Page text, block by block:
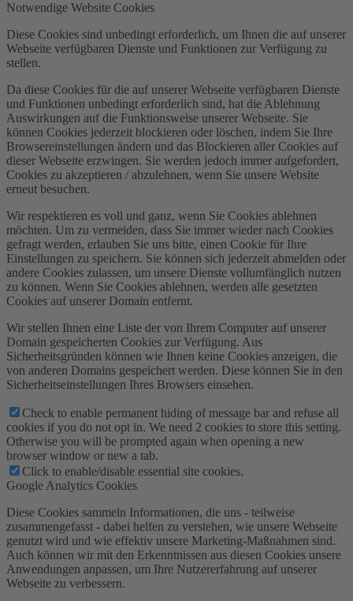
Notwendige Website Cookies
Diese Cookies sind unbedingt erforderlich, um Ihnen die auf unserer
Webseite verfügbaren Dienste und Funktionen zur Verfügung zu
stellen.
Da diese Cookies für die auf unserer Webseite verfügbaren Dienste
und Funktionen unbedingt erforderlich sind, hat die Ablehnung
Auswirkungen auf die Funktionsweise unserer Webseite. Sie
können Cookies jederzeit blockieren oder löschen, indem Sie Ihre
Browsereinstellungen ändern und das Blockieren aller Cookies auf
dieser Webseite erzwingen. Sie werden jedoch immer aufgefordert,
Cookies zu akzeptieren / abzulehnen, wenn Sie unsere Website
erneut besuchen.
Wir respektieren es voll und ganz, wenn Sie Cookies ablehnen
möchten. Um zu vermeiden, dass Sie immer wieder nach Cookies
gefragt werden, erlauben Sie uns bitte, einen Cookie für Ihre
Einstellungen zu speichern. Sie können sich jederzeit abmelden oder
andere Cookies zulassen, um unsere Dienste vollumfänglich nutzen
zu können. Wenn Sie Cookies ablehnen, werden alle gesetzten
Cookies auf unserer Domain entfernt.
Wir stellen Ihnen eine Liste der von Ihrem Computer auf unserer
Domain gespeicherten Cookies zur Verfügung. Aus
Sicherheitsgründen können wie Ihnen keine Cookies anzeigen, die
von anderen Domains gespeichert werden. Diese können Sie in den
Sicherheitseinstellungen Ihres Browsers einsehen.
Check to enable permanent hiding of message bar and refuse all
cookies if you do not opt in. We need 2 cookies to store this setting.
Otherwise you will be prompted again when opening a new
browser window or new a tab.
Click to enable/disable essential site cookies.
Google Analytics Cookies
Diese Cookies sammeln Informationen, die uns - teilweise
zusammengefasst - dabei helfen zu verstehen, wie unsere Webseite
genutzt wird und wie effektiv unsere Marketing-Maßnahmen sind.
Auch können wir mit den Erkenntnissen aus diesen Cookies unsere
Anwendungen anpassen, um Ihre Nutzererfahrung auf unserer
Webseite zu verbessern.